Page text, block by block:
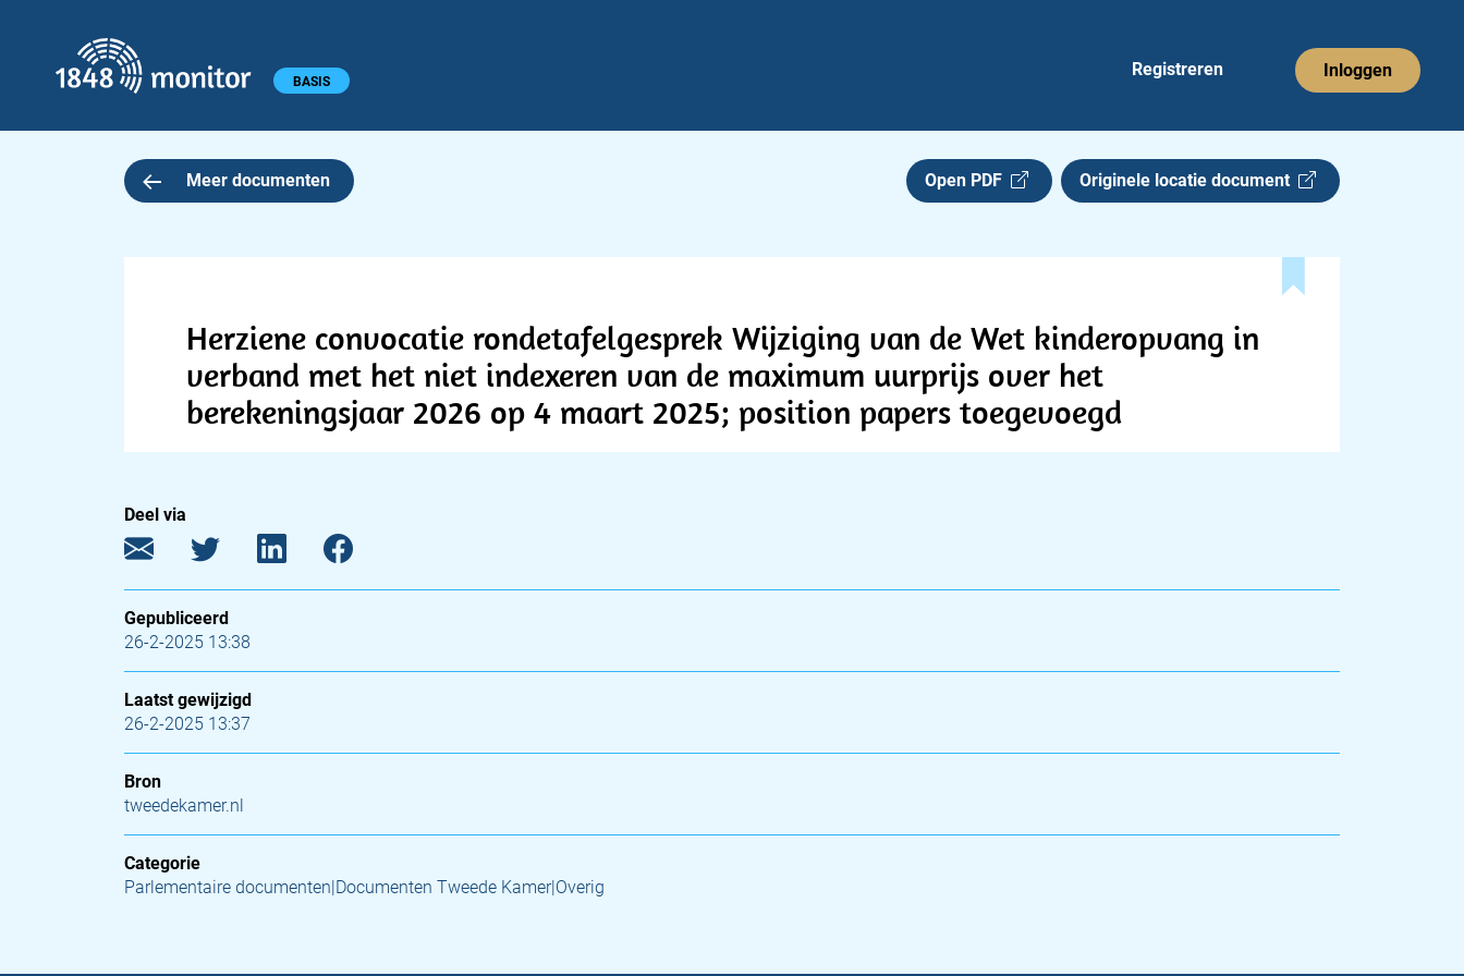
Hoofdmenu BASIS
Registreren Inloggen
Meer documenten Open PDF Originele locatie document
Herziene convocatie rondetafelgesprek Wijziging van de Wet kinderopvang in
verband met het niet indexeren van de maximum uurprijs over het
berekeningsjaar 2026 op 4 maart 2025; position papers toegevoegd
Deel via
Gepubliceerd
26-2-2025 13:38
Laatst gewijzigd
26-2-2025 13:37
Bron
tweedekamer.nl
Categorie
Parlementaire documenten|Documenten Tweede Kamer|Overig